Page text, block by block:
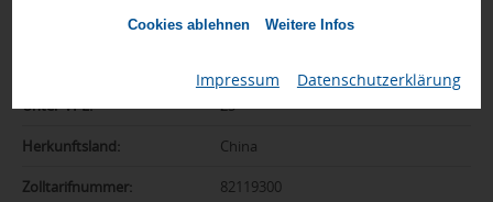
Cookies ablehnen Weitere Infos
Impressum Datenschutzerklärung
ABS, Metall
Unter-VPE: 25
Herkunftsland: China
Zolltarifnummer: 82119300